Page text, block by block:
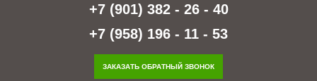
+7 (901) 382 - 26 - 40
+7 (958) 196 - 11 - 53
ЗАКАЗАТЬ ОБРАТНЫЙ ЗВОНОК